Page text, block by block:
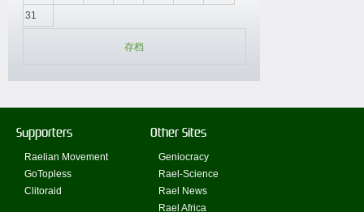
31
存档
Supporters
Raelian Movement
GoTopless
Clitoraid
Other Sites
Geniocracy
Rael-Science
Rael News
Rael Africa